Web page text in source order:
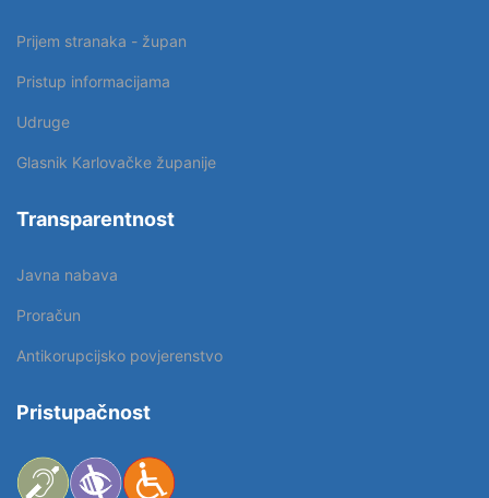
Prijem stranaka - župan
Pristup informacijama
Udruge
Glasnik Karlovačke županije
Transparentnost
Javna nabava
Proračun
Antikorupcijsko povjerenstvo
Pristupačnost